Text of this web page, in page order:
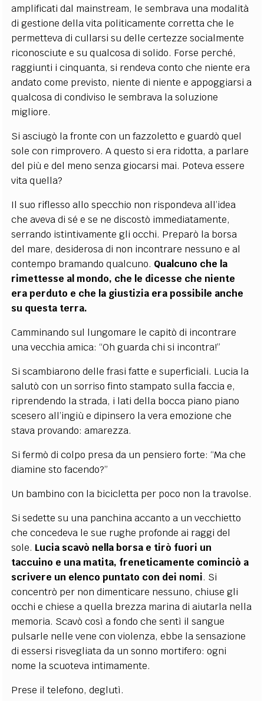
amplificati dal mainstream, le sembrava una modalità
di gestione della vita politicamente corretta che le
permetteva di cullarsi su delle certezze socialmente
riconosciute e su qualcosa di solido. Forse perché,
raggiunti i cinquanta, si rendeva conto che niente era
andato come previsto, niente di niente e appoggiarsi a
qualcosa di condiviso le sembrava la soluzione
migliore.
Si asciugò la fronte con un fazzoletto e guardò quel
sole con rimprovero. A questo si era ridotta, a parlare
del più e del meno senza giocarsi mai. Poteva essere
vita quella?
Il suo riflesso allo specchio non rispondeva all’idea
che aveva di sé e se ne discostò immediatamente,
serrando istintivamente gli occhi. Preparò la borsa
del mare, desiderosa di non incontrare nessuno e al
contempo bramando qualcuno. Qualcuno che la
rimettesse al mondo, che le dicesse che niente
era perduto e che la giustizia era possibile anche
su questa terra.
Camminando sul lungomare le capitò di incontrare
una vecchia amica: “Oh guarda chi si incontra!”
Si scambiarono delle frasi fatte e superficiali. Lucia la
salutò con un sorriso finto stampato sulla faccia e,
riprendendo la strada, i lati della bocca piano piano
scesero all’ingiù e dipinsero la vera emozione che
stava provando: amarezza.
Si fermò di colpo presa da un pensiero forte: “Ma che
diamine sto facendo?”
Un bambino con la bicicletta per poco non la travolse.
Si sedette su una panchina accanto a un vecchietto
che concedeva le sue rughe profonde ai raggi del
sole. Lucia scavò nella borsa e tirò fuori un
taccuino e una matita, freneticamente cominciò a
scrivere un elenco puntato con dei nomi. Si
concentrò per non dimenticare nessuno, chiuse gli
occhi e chiese a quella brezza marina di aiutarla nella
memoria. Scavò così a fondo che sentì il sangue
pulsarle nelle vene con violenza, ebbe la sensazione
di essersi risvegliata da un sonno mortifero: ogni
nome la scuoteva intimamente.
Prese il telefono, deglutì.